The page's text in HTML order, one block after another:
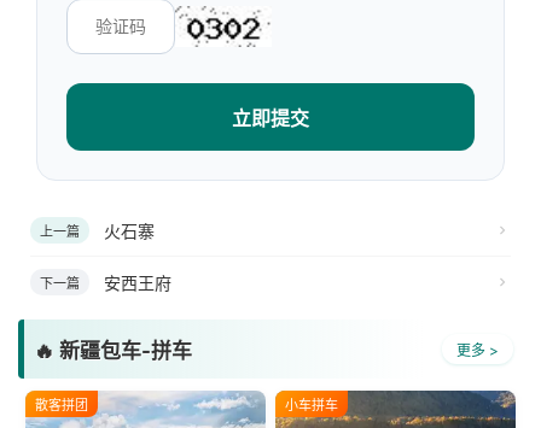
立即提交
上一篇 火石寨
下一篇 安西王府
🔥 新疆包车-拼车 更多 >
散客拼团 小车拼车